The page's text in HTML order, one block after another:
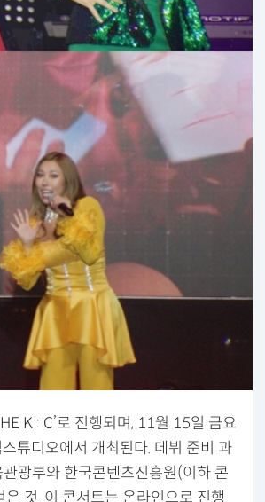
K : C’로 진행되며, 11월 15일 금요
튜디오에서 개최된다. 데뷔 준비 과
광부와 한국콘텐츠진흥원(이하 콘
것. 이 콘서트는 온라인으로 진행